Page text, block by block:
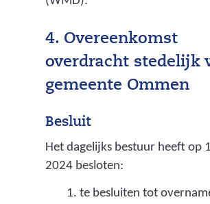
4. Overeenkomst
overdracht stedelijk
gemeente Ommen
Besluit
Het dagelijks bestuur heeft op
2024 besloten:
te besluiten tot